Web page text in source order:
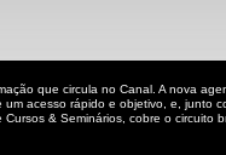
que circula no Canal. A nova
acesso rápido e objetivo, e, junto
& Seminários, cobre o circuito